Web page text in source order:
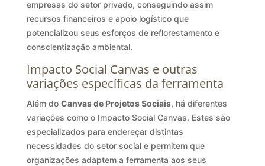
empresas do setor privado, conseguindo assim
recursos financeiros e apoio logístico que
potencializou seus esforços de reflorestamento e
conscientização ambiental.
Impacto Social Canvas e outras
variações específicas da ferramenta
Além do Canvas de Projetos Sociais, há diferentes
variações como o Impacto Social Canvas. Estes são
especializados para endereçar distintas
necessidades do setor social e permitem que
organizações adaptem a ferramenta aos seus